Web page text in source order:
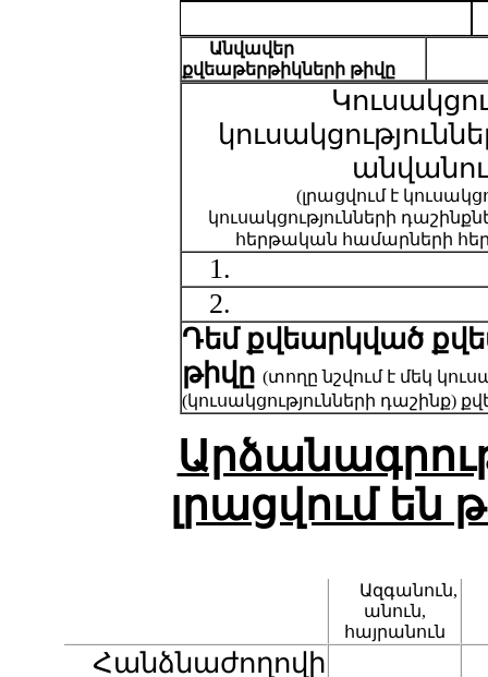
Անվավեր
քվեաթերթիկների թիվը
(լրացվում է
կուսակցությունների
հերթական համարների
1.
2.
Դեմ քվեարկված
թիվը (տողը նշվում է մեկ
(կուսակցությունների դաշինք)
լրացվում են
Ազգանուն,
անուն,
հայրանուն
Հանձնաժողովի